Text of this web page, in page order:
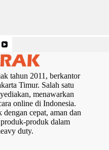
tahun 2011, berkantor
Timur. Salah satu
menawarkan
online di Indonesia.
cepat, aman dan
produk dalam
duty.